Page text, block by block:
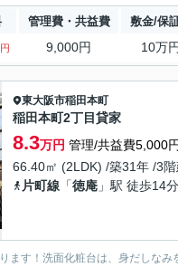
管理費・共益費 敷金/保
9,000円 10万円
東大阪市稲田本町
稲田本町2丁目貸家
8.3万円 管理/共益費5,000円
66.40㎡ (2LDK) /築31年 /3階
片町線 「徳庵 」駅 徒歩14分
ます！洗面化粧台は、身だしな